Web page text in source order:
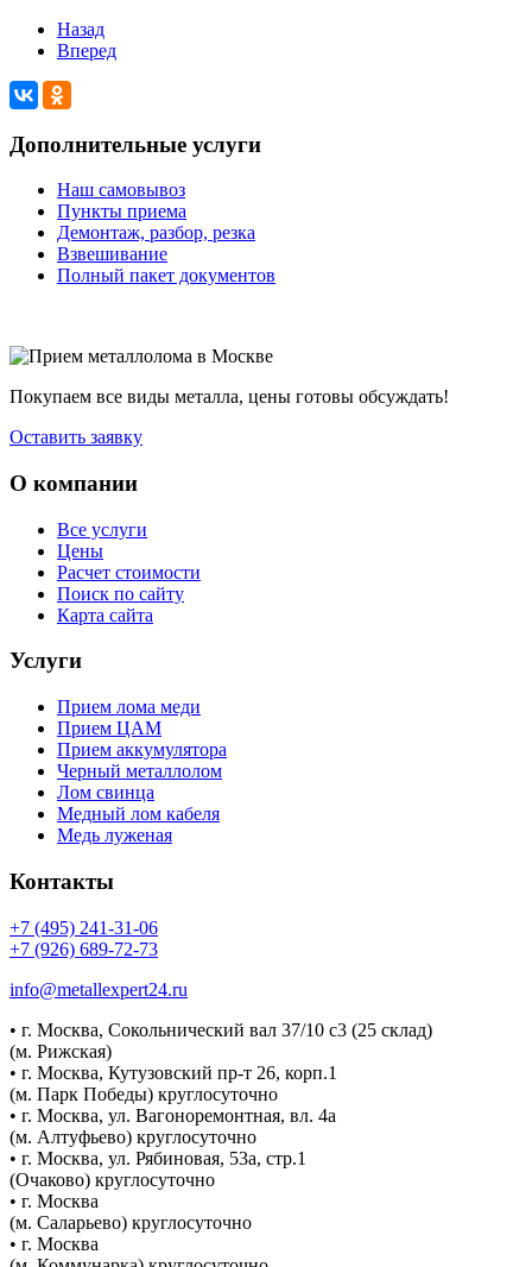
Назад
Вперед
Дополнительные услуги
Наш самовывоз
Пункты приема
Демонтаж, разбор, резка
Взвешивание
Полный пакет документов
Покупаем все виды металла, цены готовы обсуждать!
Оставить заявку
О компании
Все услуги
Цены
Расчет стоимости
Поиск по сайту
Карта сайта
Услуги
Прием лома меди
Прием ЦАМ
Прием аккумулятора
Черный металлолом
Лом свинца
Медный лом кабеля
Медь луженая
Контакты
+7 (495) 241-31-06
+7 (926) 689-72-73
info@metallexpert24.ru
• г. Москва, Сокольнический вал 37/10 с3 (25 склад)
(м. Рижская)
• г. Москва, Кутузовский пр-т 26, корп.1
(м. Парк Победы) круглосуточно
• г. Москва, ул. Вагоноремонтная, вл. 4а
(м. Алтуфьево) круглосуточно
• г. Москва, ул. Рябиновая, 53а, стр.1
(Очаково) круглосуточно
• г. Москва
(м. Саларьево) круглосуточно
• г. Москва